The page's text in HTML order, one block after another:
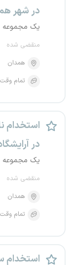
در شهر
یک مجموعه
منقضی شده
همدان
تمام وقت
استخدام
در
یک مجموعه
منقضی شده
همدان
تمام وقت
استخدام